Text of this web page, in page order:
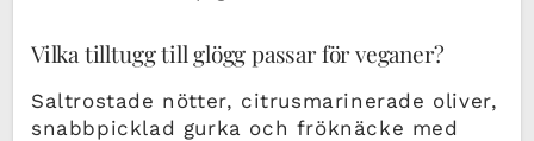
Vilka tilltugg till glögg passar för veganer?
Saltrostade nötter, citrusmarinerade oliver,
snabbpicklad gurka och fröknäcke med